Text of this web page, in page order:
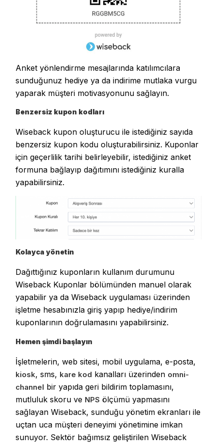
Anket yönlendirme mesajlarında katılımcılara
sunduğunuz hediye ya da indirime mutlaka vurgu
yaparak müşteri motivasyonunu sağlayın.
Benzersiz kupon kodları
Wiseback kupon oluşturucu ile istediğiniz sayıda
benzersiz kupon kodu oluşturabilirsiniz. Kuponlar
için geçerlilik tarihi belirleyebilir, istediğiniz anket
formuna bağlayıp dağıtımını istediğiniz kuralla
yapabilirsiniz.
Kolayca yönetin
Dağıttığınız kuponların kullanım durumunu
Wiseback Kuponlar bölümünden manuel olarak
yapabilir ya da Wiseback uygulaması üzerinden
işletme hesabınızla giriş yapıp hediye/indirim
kuponlarının doğrulamasını yapabilirsiniz.
Hemen şimdi başlayın
İşletmelerin, web sitesi, mobil uygulama, e-posta,
kiosk, sms, kare kod kanalları üzerinden omni-
channel bir yapıda geri bildirim toplamasını,
mutluluk skoru ve NPS ölçümü yapmasını
sağlayan Wiseback, sunduğu yönetim ekranları ile
uçtan uca müşteri deneyimi yönetimine imkan
sunuyor. Sektör bağımsız geliştirilen Wiseback